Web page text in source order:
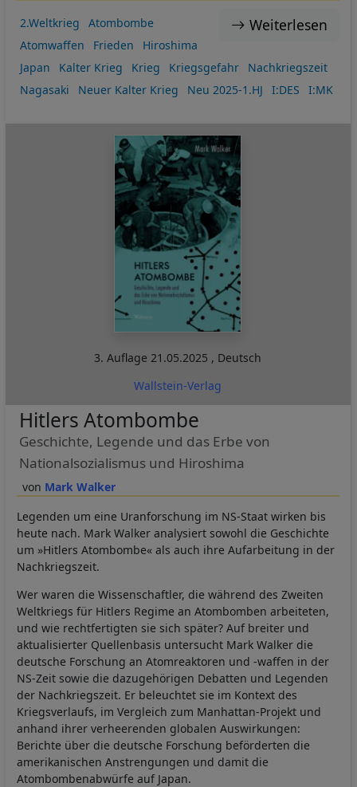
Weiterlesen
2.Weltkrieg
Atombombe
Atomwaffen
Frieden
Hiroshima
Japan
Kalter Krieg Krieg Kriegsgefahr
Nachkriegszeit
Nagasaki
Neuer Kalter Krieg Neu 2025-1.HJ I:DES I:MK
3. Auflage21.05.2025 , Deutsch
Wallstein-Verlag
Mark Walker
Hitlers Atombombe
Geschichte, Legende und das Erbe von
Nationalsozialismus und Hiroshima
Legenden um eine Uranforschung im NS-Staat wirken bis
heute nach. Mark Walker analysiert sowohl die Geschichte
um »Hitlers Atombombe« als auch ihre Aufarbeitung in der
Nachkriegszeit.
Wer waren die Wissenschaftler, die während des Zweiten
Weltkriegs für Hitlers Regime an Atombomben arbeiteten,
und wie rechtfertigten sie sich später? Auf breiter und
aktualisierter Quellenbasis untersucht Mark Walker die
deutsche Forschung an Atomreaktoren und -waffen in der
NS-Zeit sowie die dazugehörigen Debatten und Legenden
der Nachkriegszeit. Er beleuchtet sie im Kontext des
Kriegsverlaufs, im Vergleich zum Manhattan-Projekt und
anhand ihrer verheerenden globalen Auswirkungen:
Berichte über die deutsche Forschung beförderten die
amerikanischen Anstrengungen und damit die
Atombombenabwürfe auf Japan.